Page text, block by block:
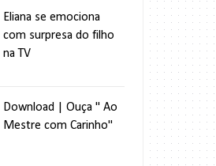
Eliana se emociona
com surpresa do filho
na TV
Download | Ouça " Ao
Mestre com Carinho"